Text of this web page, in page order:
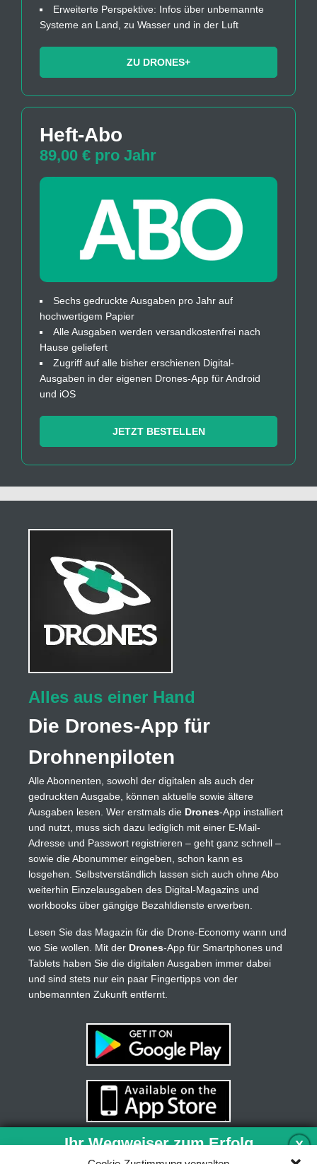
Erweiterte Perspektive: Infos über unbemannte
Systeme an Land, zu Wasser und in der Luft
ZU DRONES+
Heft-Abo
89,00 € pro Jahr
Sechs gedruckte Ausgaben pro Jahr auf
hochwertigem Papier
Alle Ausgaben werden versandkostenfrei nach
Hause geliefert
Zugriff auf alle bisher erschienen Digital-
Ausgaben in der eigenen Drones-App für Android
und iOS
JETZT BESTELLEN
Alles aus einer Hand
Die Drones-App für
Drohnenpiloten
Alle Abonnenten, sowohl der digitalen als auch der
gedruckten Ausgabe, können aktuelle sowie ältere
Ausgaben lesen. Wer erstmals die Drones-App installiert
und nutzt, muss sich dazu lediglich mit einer E-Mail-
Adresse und Passwort registrieren – geht ganz schnell –
sowie die Abonummer eingeben, schon kann es
losgehen. Selbstverständlich lassen sich auch ohne Abo
weiterhin Einzelausgaben des Digital-Magazins und
workbooks über gängige Bezahldienste erwerben.
Lesen Sie das Magazin für die Drone-Economy wann und
wo Sie wollen. Mit der Drones-App für Smartphones und
Tablets haben Sie die digitalen Ausgaben immer dabei
und sind stets nur ein paar Fingertipps von der
unbemannten Zukunft entfernt.
X
Ihr Wegweiser zum Erfolg